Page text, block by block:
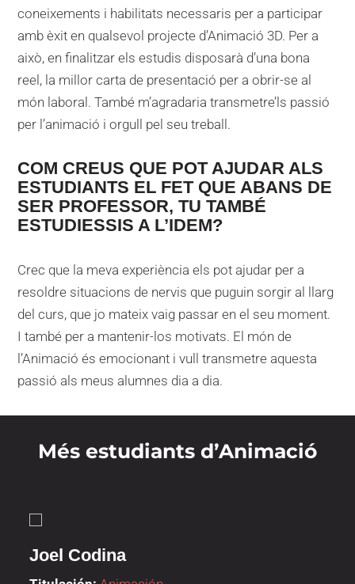
coneixements i habilitats necessaris per a participar
amb èxit en qualsevol projecte d’Animació 3D. Per a
això, en finalitzar els estudis disposarà d’una bona
reel, la millor carta de presentació per a obrir-se al
món laboral. També m’agradaria transmetre’ls passió
per l’animació i orgull pel seu treball.
COM CREUS QUE POT AJUDAR ALS
ESTUDIANTS EL FET QUE ABANS DE
SER PROFESSOR, TU TAMBÉ
ESTUDIESSIS A L’IDEM?
Crec que la meva experiència els pot ajudar per a
resoldre situacions de nervis que puguin sorgir al llarg
del curs, que jo mateix vaig passar en el seu moment.
I també per a mantenir-los motivats. El món de
l’Animació és emocionant i vull transmetre aquesta
passió als meus alumnes dia a dia.
Més estudiants d’Animació
Joel Codina